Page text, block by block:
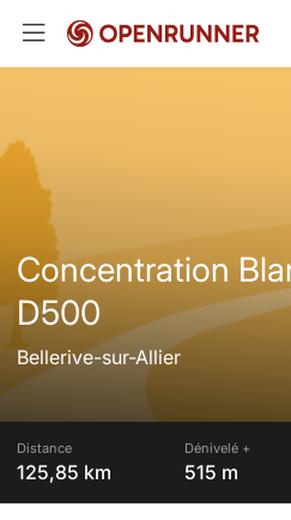
Concentration
D500
Bellerive-sur-Allier
Distance
125,85 km
Dénivelé +
515 m